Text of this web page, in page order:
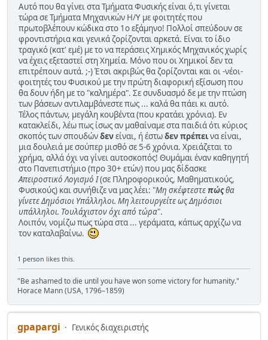
Αυτό που θα γίνει στα Τμήματα Φυσικής είναι ό,τι γίνεται
τώρα σε Τμήματα Μηχανικών Η/Υ με φοιτητές που
πρωτοβλέπουν κώδικα στο 1ο εξάμηνο! Πολλοί σπεύδουν σε
φροντιστήρια και γενικά ζορίζονται αρκετά. Είναι το ίδιο
τραγικό (κατ' εμέ) με το να περάσεις Χημικός Μηχανικός χωρίς
να έχεις εξεταστεί στη Χημεία. Μόνο που οι Χημικοί δεν τα
επιτρέπουν αυτά. ;-) Έτσι ακριβώς θα ζορίζονται και οι -νέοι-
φοιτητές του Φυσικού με την πρώτη διαφορική εξίσωση που
θα δουν ήδη με το "καλημέρα". Σε συνδυασμό δε με την πτώση
των βάσεων αντιλαμβάνεστε πως ... καλά θα πάει κι αυτό.
Τέλος πάντων, μεγάλη κουβέντα (που κρατάει χρόνια). Εν
κατακλείδι, λέω πως ίσως αν μαθαίναμε στα παιδιά ότι κύριος
σκοπός των σπουδώνδενείναι, ή έστωδεν πρέπεινα είναι,
μια δουλειά με σούπερ μισθό σε 5-6 χρόνια. Χρειάζεται το
χρήμα, αλλά όχι να γίνει αυτοσκοπός! Θυμάμαι έναν καθηγητή
στο Πανεπιστήμιο (προ 30+ ετών) που μας δίδασκε
Απειροστικό Λογισμό Ι(σε Πληροφορικούς, Μαθηματικούς,
Φυσικούς) και συνήθιζε να μας λέει: "Μη σκέφτεστεπώςθα
γίνετε Δημόσιοι Υπάλληλοι. Μη λειτουργείτε ως Δημόσιοι
υπάλληλοι. Τουλάχιστον όχι από τώρα".
Λοιπόν, νομίζω πως τώρα στα ... γεράματα, κάπως αρχίζω να
τον καταλαβαίνω.
1 person likes this.
"Be ashamed to die until you have won some victory for humanity."
Horace Mann (USA, 1796–1859)
gpapargi
Γενικός διαχειριστής